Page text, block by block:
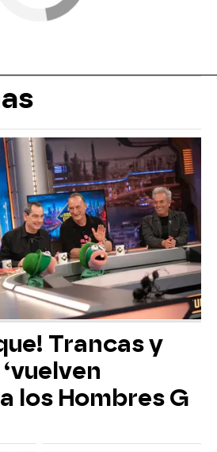
Trancas y
los Hombres G